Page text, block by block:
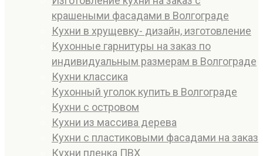
крашеными фасадами в Волгограде
Кухни в хрущевку- дизайн, изготовление
Кухонные гарнитуры на заказ по
индивидуальным размерам в Волгограде
Кухни классика
Кухонный уголок купить в Волгограде
Кухни с островом
Кухни из массива дерева
Кухни с пластиковыми фасадами на заказ
Кухни пленка ПВХ